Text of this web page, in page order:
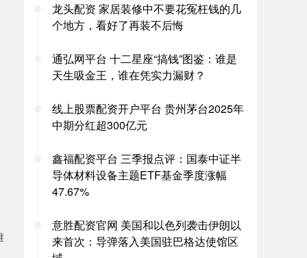
龙头配资 家居装修中不要花冤枉钱的几
个地方，看好了再装不后悔
通弘网平台 十二星座“搞钱”图鉴：谁是
天生吸金王，谁在凭实力漏财？
线上股票配资开户平台 贵州茅台2025年
中期分红超300亿元
鑫福配资平台 三季报点评：国泰中证半
导体材料设备主题ETF基金季度涨幅
47.67%
意胜配资官网 美国和以色列袭击伊朗以
来首次：导弹落入美国驻巴格达使馆区